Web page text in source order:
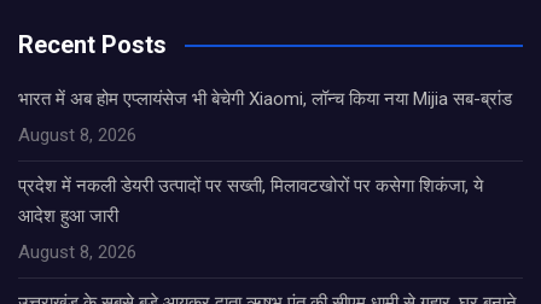
Recent Posts
भारत में अब होम एप्लायंसेज भी बेचेगी Xiaomi, लॉन्च किया नया Mijia सब-ब्रांड
August 8, 2026
प्रदेश में नकली डेयरी उत्पादों पर सख्ती, मिलावटखोरों पर कसेगा शिकंजा, ये
आदेश हुआ जारी
August 8, 2026